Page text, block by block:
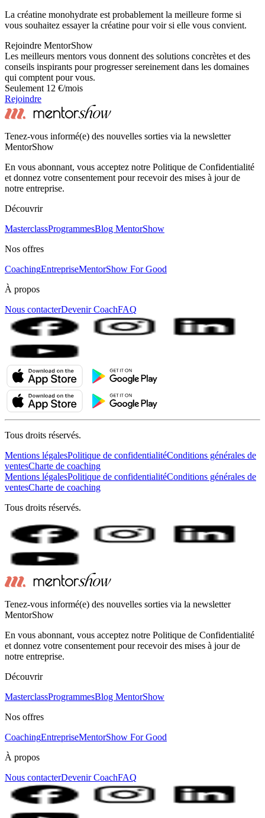
La créatine monohydrate est probablement la meilleure forme si
vous souhaitez essayer la créatine pour voir si elle vous convient.
Rejoindre MentorShow
Les meilleurs mentors vous donnent des solutions concrètes et des
conseils inspirants pour progresser sereinement dans les domaines
qui comptent pour vous.
Seulement 12 €/mois
Rejoindre
Tenez-vous informé(e) des nouvelles sorties via la newsletter
MentorShow
En vous abonnant, vous acceptez notre Politique de Confidentialité
et donnez votre consentement pour recevoir des mises à jour de
notre entreprise.
Découvrir
MasterclassProgrammesBlog MentorShow
Nos offres
CoachingEntrepriseMentorShow For Good
À propos
Nous contacterDevenir CoachFAQ
Tous droits réservés.
Mentions légalesPolitique de confidentialitéConditions générales de
ventesCharte de coaching
Mentions légalesPolitique de confidentialitéConditions générales de
ventesCharte de coaching
Tous droits réservés.
Tenez-vous informé(e) des nouvelles sorties via la newsletter
MentorShow
En vous abonnant, vous acceptez notre Politique de Confidentialité
et donnez votre consentement pour recevoir des mises à jour de
notre entreprise.
Découvrir
MasterclassProgrammesBlog MentorShow
Nos offres
CoachingEntrepriseMentorShow For Good
À propos
Nous contacterDevenir CoachFAQ